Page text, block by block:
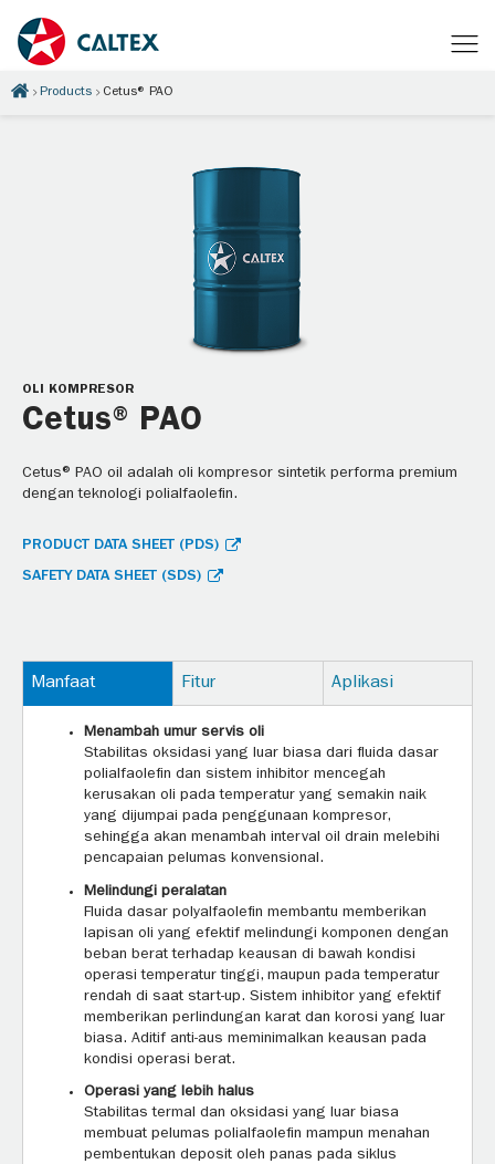
Products Cetus® PAO
OLI KOMPRESOR
Cetus® PAO
Cetus® PAO oil adalah oli kompresor sintetik performa premium
dengan teknologi polialfaolefin.
PRODUCT DATA SHEET (PDS)
SAFETY DATA SHEET (SDS)
Manfaat Fitur Aplikasi
Menambah umur servis oli
Stabilitas oksidasi yang luar biasa dari fluida dasar
polialfaolefin dan sistem inhibitor mencegah
kerusakan oli pada temperatur yang semakin naik
yang dijumpai pada penggunaan kompresor,
sehingga akan menambah interval oil drain melebihi
pencapaian pelumas konvensional.
Melindungi peralatan
Fluida dasar polyalfaolefin membantu memberikan
lapisan oli yang efektif melindungi komponen dengan
beban berat terhadap keausan di bawah kondisi
operasi temperatur tinggi, maupun pada temperatur
rendah di saat start-up. Sistem inhibitor yang efektif
memberikan perlindungan karat dan korosi yang luar
biasa. Aditif anti-aus meminimalkan keausan pada
kondisi operasi berat.
Operasi yang lebih halus
Stabilitas termal dan oksidasi yang luar biasa
membuat pelumas polialfaolefin mampun menahan
pembentukan deposit oleh panas pada siklus